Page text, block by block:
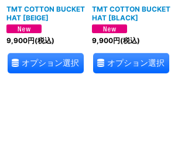
TMT COTTON BUCKET
HAT [BEIGE]
9,900円(税込)
オプション選択
TMT COTTON BUCKET
HAT [BLACK]
9,900円(税込)
オプション選択